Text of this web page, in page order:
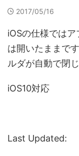
2017/05/16
iOSの仕様では
は開いたままで
ルダが自動で閉
iOS10対応
Last Updated: